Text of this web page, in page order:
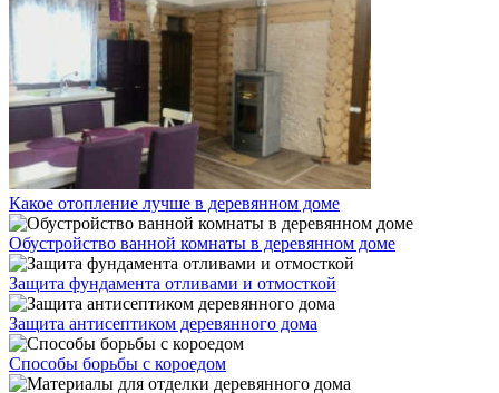
Какое отопление лучше в деревянном доме
Обустройство ванной комнаты в деревянном доме
Защита фундамента отливами и отмосткой
Защита антисептиком деревянного дома
Способы борьбы с короедом